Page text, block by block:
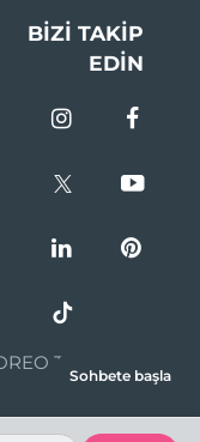
BIZI TAKIP
EDIN
Tüm hakları
saklıdır.
Sohbete başla